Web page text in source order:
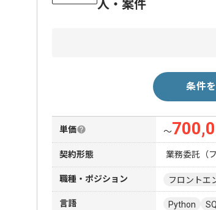
人・案件
条件
単価 〜
契約形態 業務委託（
職種・ポジション フロントエ
言語 Python